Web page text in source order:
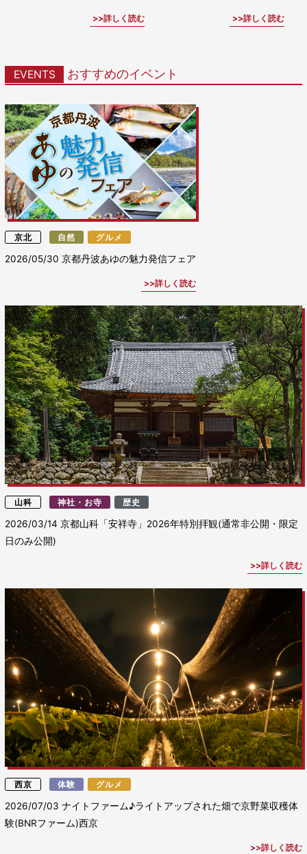
詳しく読む 詳しく読む
EVENTS おすすめのイベント
京北 自然 グルメ
2026/05/30京都丹波あゆの魅力発信フェア
詳しく読む
山科 神社・お寺 歴史
2026/03/14京都山科「安祥寺」2026年特別拝観(通常非公開・限定
日のみ公開)
詳しく読む
西京 体験 グルメ
2026/07/03ナイトファーム♪ライトアップされた畑で京野菜収穫体
験(BNRファーム)西京
詳しく読む